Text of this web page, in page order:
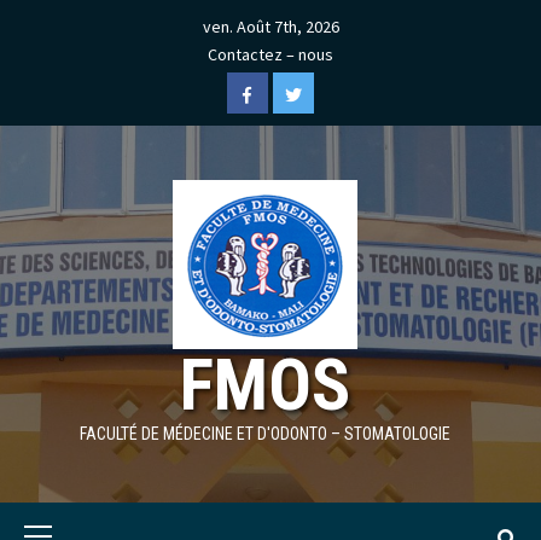
ven. Août 7th, 2026
Contactez – nous
FacebookTwitter
FMOS
FACULTÉ DE MÉDECINE ET D'ODONTO – STOMATOLOGIE